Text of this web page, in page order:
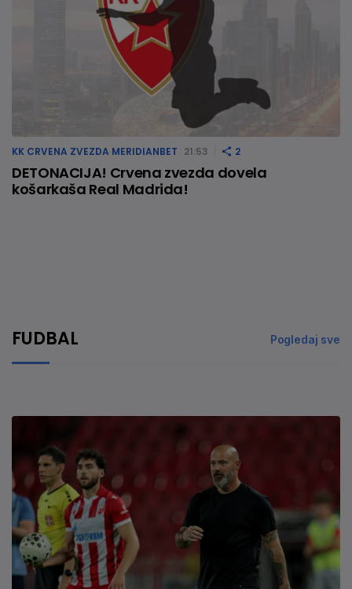
KK CRVENA ZVEZDA MERIDIANBET 21:53 2
DETONACIJA! Crvena zvezda dovela
košarkaša Real Madrida!
FUDBAL Pogledaj sve